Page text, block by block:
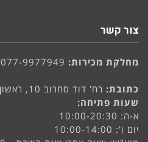
צור קשר
מחלקת מכירות: 077-9977949
כתובת: רח' דוד סחרוב 10, ראשון לציון
שעות פתיחה:
א-ה: 10:00-20:30
יום ו': 10:00-14:00